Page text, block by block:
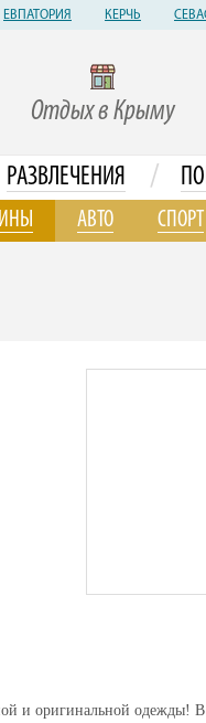
ЕВПАТОРИЯ КЕРЧЬ
Отдых в Крыму
РАЗВЛЕЧЕНИЯ /
АВТО СПОРТ
и оригинальной